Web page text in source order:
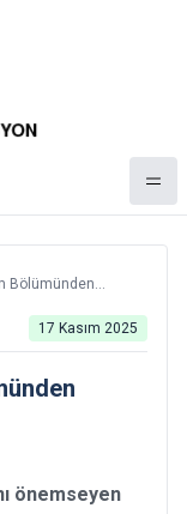
Bölümünden
17 Kasım 2025
önemseyen